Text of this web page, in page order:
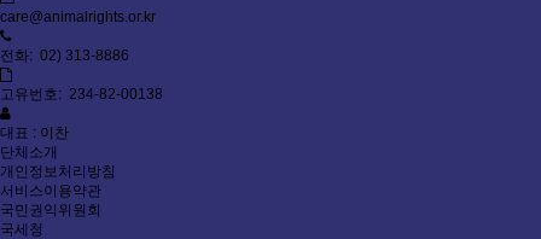
care@animalrights.or.kr
전화: 02) 313-8886
고유번호: 234-82-00138
대표 : 이찬
단체소개
개인정보처리방침
서비스이용약관
국민권익위원회
국세청